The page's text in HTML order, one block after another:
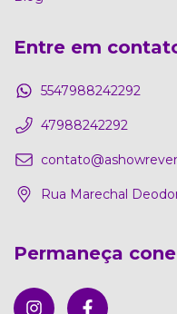
Entre em
5547988242292
47988242292
Rua Marechal
Permaneça